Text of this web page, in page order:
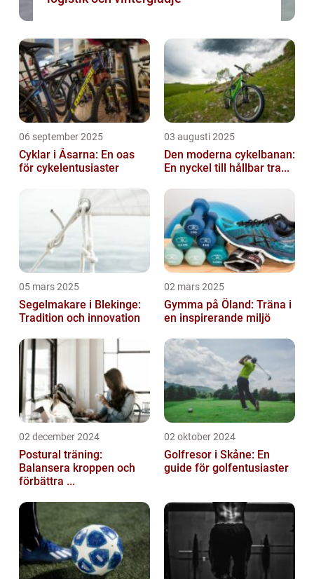
06 september 2025
Cyklar i Åsarna: En oas
för cykelentusiaster
03 augusti 2025
Den moderna cykelbanan:
En nyckel till hållbar tra...
05 mars 2025
Segelmakare i Blekinge:
Tradition och innovation
02 mars 2025
Gymma på Öland: Träna i
en inspirerande miljö
02 december 2024
Postural träning:
Balansera kroppen och
förbättra ...
02 oktober 2024
Golfresor i Skåne: En
guide för golfentusiaster